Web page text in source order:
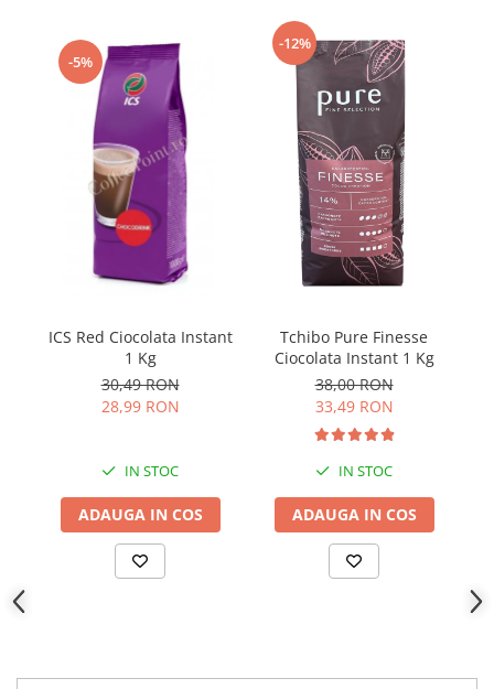
-5%
ICS Red Ciocolata Instant
1 Kg
30,49 RON
28,99 RON
IN STOC
ADAUGA IN COS
-12%
Tchibo Pure Finesse
Ciocolata Instant 1 Kg
38,00 RON
33,49 RON
IN STOC
ADAUGA IN COS